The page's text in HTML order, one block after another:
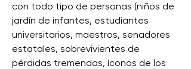
con todo tipo de personas (niños de
jardín de infantes, estudiantes
universitarios, maestros, senadores
estatales, sobrevivientes de
pérdidas tremendas, íconos de los